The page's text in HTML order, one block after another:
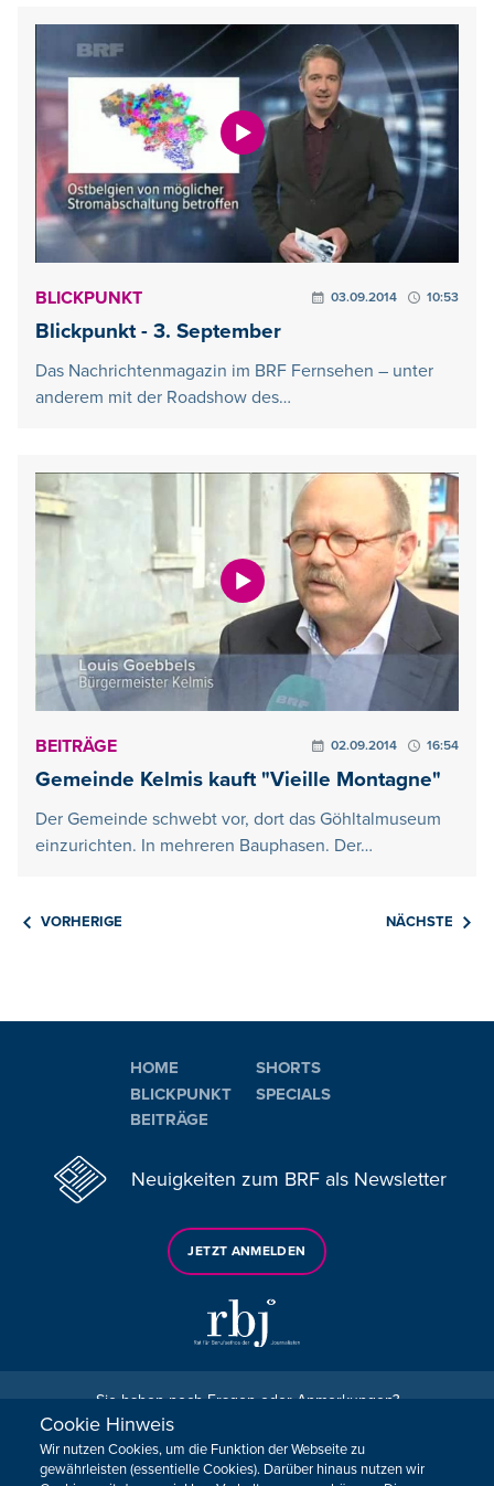
BLICKPUNKT 03.09.2014 10:53
Blickpunkt - 3. September
Das Nachrichtenmagazin im BRF Fernsehen – unter
anderem mit der Roadshow des…
BEITRÄGE 02.09.2014 16:54
Gemeinde Kelmis kauft "Vieille Montagne"
Der Gemeinde schwebt vor, dort das Göhltalmuseum
einzurichten. In mehreren Bauphasen. Der…
VORHERIGE NÄCHSTE
HOME
BLICKPUNKT
BEITRÄGE
SHORTS
SPECIALS
Neuigkeiten zum BRF als Newsletter
JETZT ANMELDEN
Sie haben noch Fragen oder Anmerkungen?
KONTAKTIEREN SIE UNS!
Cookie Hinweis
Wir nutzen Cookies, um die Funktion der Webseite zu
gewährleisten (essentielle Cookies). Darüber hinaus nutzen wir